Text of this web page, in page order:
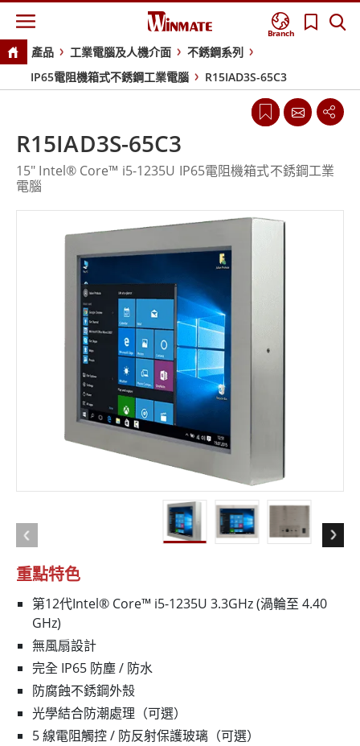
Branch
產品 工業電腦及人機介面
不銹鋼系列
IP65電阻機箱式不銹鋼工業電腦
R15IAD3S-65C3
重點特色
第12代Intel® Core™ i5-1235U 3.3GHz (渦輪至 4.40
GHz)
無風扇設計
完全 IP65 防塵 / 防水
防腐蝕不銹鋼外殼
光學結合防潮處理（可選）
5 線電阻觸控 / 防反射保護玻璃（可選）
R15IAD3S-65C3
15" Intel® Core™ i5-1235U IP65電阻機箱式不銹鋼工業
電腦